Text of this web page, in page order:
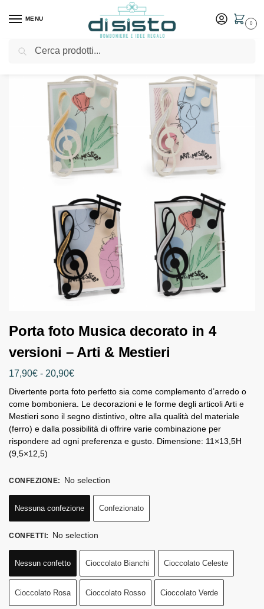
MENU
0
Home Shop Bomboniere
Porta foto Musica decorato in 4
versioni – Arti & Mestieri
17,90€ - 20,90€
Divertente porta foto perfetto sia come complemento d’arredo o
come bomboniera. Le decorazioni e le forme degli articoli Arti e
Mestieri sono il segno distintivo, oltre alla qualità del materiale
(ferro) e dalla possibilità di offrire varie combinazione per
rispondere ad ogni preferenza e gusto. Dimensione: 11×13,5H
(9,5×12,5)
CONFEZIONE: No selection
Nessuna confezione Confezionato
CONFETTI: No selection
Nessun confetto Cioccolato Bianchi Cioccolato Celeste
Cioccolato Rosa Cioccolato Rosso Cioccolato Verde